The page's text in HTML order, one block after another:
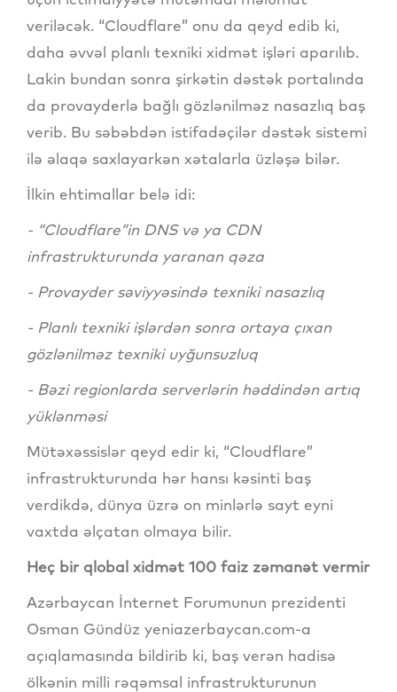
veriləcək. “Cloudflare” onu da qeyd edib ki,
daha əvvəl planlı texniki xidmət işləri aparılıb.
Lakin bundan sonra şirkətin dəstək portalında
da provayderlə bağlı gözlənilməz nasazlıq baş
verib. Bu səbəbdən istifadəçilər dəstək sistemi
ilə əlaqə saxlayarkən xətalarla üzləşə bilər.
İlkin ehtimallar belə idi:
- “Cloudflare”in DNS və ya CDN
infrastrukturunda yaranan qəza
- Provayder səviyyəsində texniki nasazlıq
- Planlı texniki işlərdən sonra ortaya çıxan
gözlənilməz texniki uyğunsuzluq
- Bəzi regionlarda serverlərin həddindən artıq
yüklənməsi
Mütəxəssislər qeyd edir ki, “Cloudflare”
infrastrukturunda hər hansı kəsinti baş
verdikdə, dünya üzrə on minlərlə sayt eyni
vaxtda əlçatan olmaya bilir.
Heç bir qlobal xidmət 100 faiz zəmanət vermir
Azərbaycan İnternet Forumunun prezidenti
Osman Gündüz yeniazerbaycan.com-a
açıqlamasında bildirib ki, baş verən hadisə
ölkənin milli rəqəmsal infrastrukturunun